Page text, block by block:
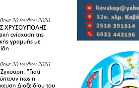
20 Ιουλίου 2026
ΧΡΥΣΟΥΠΟΛΗΣ:
ενίσχυση της
γραμμής με
20 Ιουλίου 2026
“Γιατί
πως η
Διοξειδίου του